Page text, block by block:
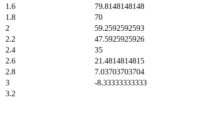
1.6
79.8148148148
1.8
70
2
59.2592592593
2.2
47.5925925926
2.4
35
2.6
21.4814814815
2.8
7.03703703704
3
-8.33333333333
3.2